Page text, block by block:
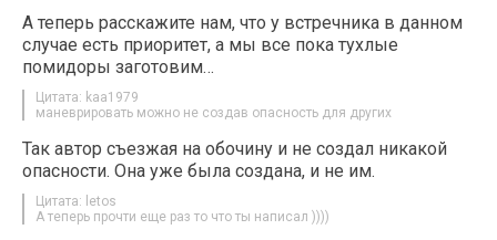
А теперь расскажите нам, что у встречника в данном
случае есть приоритет, а мы все пока тухлые
помидоры заготовим…
Цитата: kaa1979
маневрировать можно не создав опасность для других
Так автор съезжая на обочину и не создал никакой
опасности. Она уже была создана, и не им.
Цитата: letos
А теперь прочти еще раз то что ты написал ))))